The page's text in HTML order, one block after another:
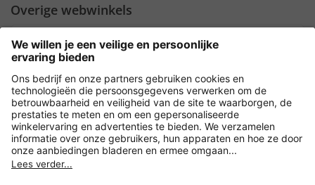
Overige webwinkels
Nederland
Payment and Delivery
Versleuteling met